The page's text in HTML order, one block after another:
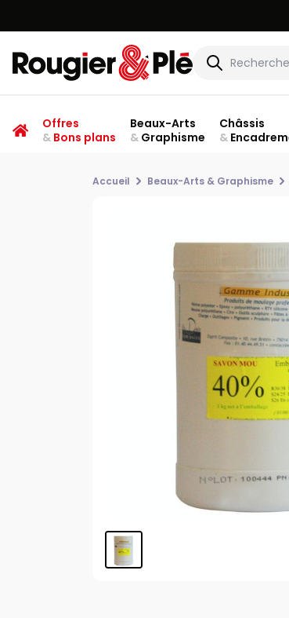
Offres
&Bons plans
Beaux-Arts
&Graphisme
Châssis
&
Accueil Beaux-Arts & Graphisme